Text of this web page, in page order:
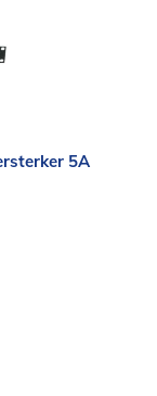
5A